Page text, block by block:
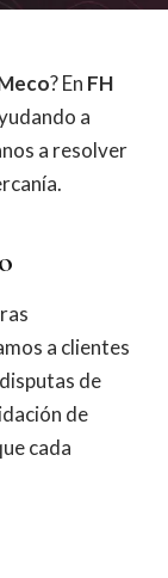
? En FH
a
a resolver
a clientes
de
de
cada